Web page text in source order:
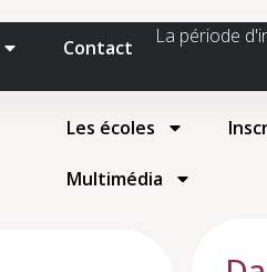
Contact La période
Les écoles
Multimédia